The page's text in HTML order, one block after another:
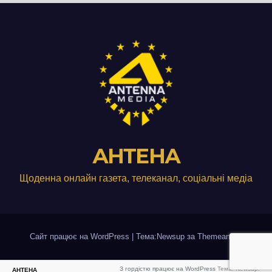
АНТЕНА
Щоденна онлайн газета, телеканал, соціальні медіа
Сайт працює на WordPress | Тема:Newsup за Themeansar.
АНТЕНА З гордістю працює на WordPress Тема: Newsup.